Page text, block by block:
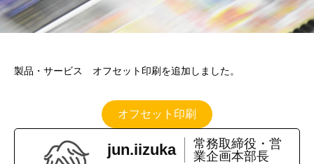
製品・サービス オフセット印刷を追加しました。
オフセット印刷
jun.iizuka
常務取締役・営
業企画本部長